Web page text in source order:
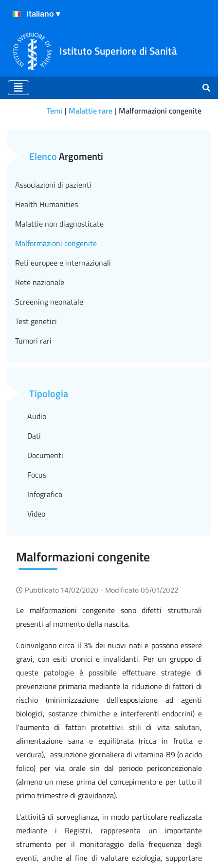
Istituto Superiore di Sanità
Temi Malattie rare Malformazioni congenite
Malformazioni congenite
Pubblicato 14/02/2020 - Modificato 05/01/2022
Le malformazioni congenite sono difetti strutturali
presenti al momento della nascita.
Coinvolgono circa il 3% dei nuovi nati e possono essere
gravi, con esiti cronici e invalidanti. Per un gruppo di
queste patologie è possibile effettuare strategie di
prevenzione primaria mediante la riduzione di fattori di
rischio (minimizzazione dell'esposizione ad agenti
biologici, sostanze chimiche e interferenti endocrini) e
l'aumento di fattori protettivi: stili di vita salutari,
alimentazione sana e equilibrata (ricca in frutta e
verdura), assunzione giornaliera di vitamina B9 (o acido
folico) per via orale sin dal periodo periconcezionale
(almeno un mese prima del concepimento e per tutto il
primo trimestre di gravidanza).
L'attività di sorveglianza, in modo particolare realizzata
mediante i Registri, rappresenta un importante
strumento per il monitoraggio della frequenza degli
eventi, anche al fine di valutare eziologia, supportare
ElencoArgomenti
Associazioni di pazienti
Health Humanities
Malattie non diagnosticate
Malformazioni congenite
Reti europee e internazionali
Rete nazionale
Screening neonatale
Test genetici
Tumori rari
Tipologia
Audio
Dati
Documenti
Focus
Infografica
Video